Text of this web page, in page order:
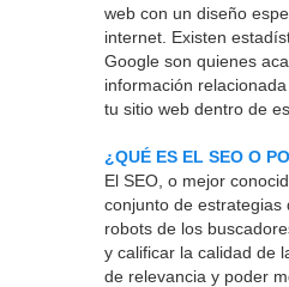
web con un diseño
internet. Existen
Google son quienes
información
tu sitio web dentro de
¿QUÉ ES EL SEO O
El SEO, o mejor
conjunto de estrategias
robots de los
y calificar la calidad de
de relevancia y poder